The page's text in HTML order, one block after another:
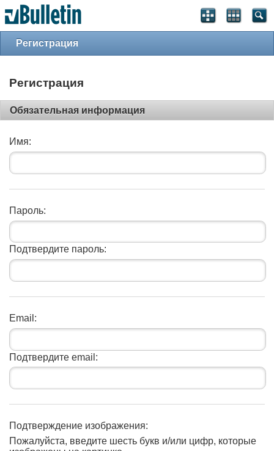
Регистрация
Регистрация
Обязательная информация
Имя:
Пароль:
Подтвердите пароль:
Email:
Подтвердите email:
Подтверждение изображения:
Пожалуйста, введите шесть букв и/или цифр, которые